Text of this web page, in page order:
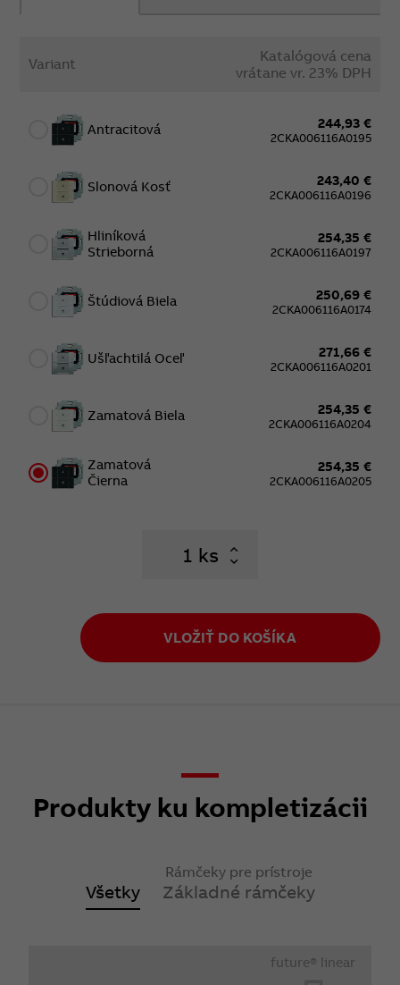
Variant
Katalógová cena
vrátane vr. 23% DPH
Antracitová 244,93 €
2CKA006116A0195
Slonová Kosť 243,40 €
2CKA006116A0196
Hliníková
Strieborná
254,35 €
2CKA006116A0197
Štúdiová Biela 250,69 €
2CKA006116A0174
Ušľachtilá Oceľ 271,66 €
2CKA006116A0201
Zamatová Biela 254,35 €
2CKA006116A0204
Zamatová
Čierna
254,35 €
2CKA006116A0205
ks
VLOŽIŤ DO KOŠÍKA
Produkty ku kompletizácii
Všetky
Rámčeky pre prístroje
Základné rámčeky
future® linear